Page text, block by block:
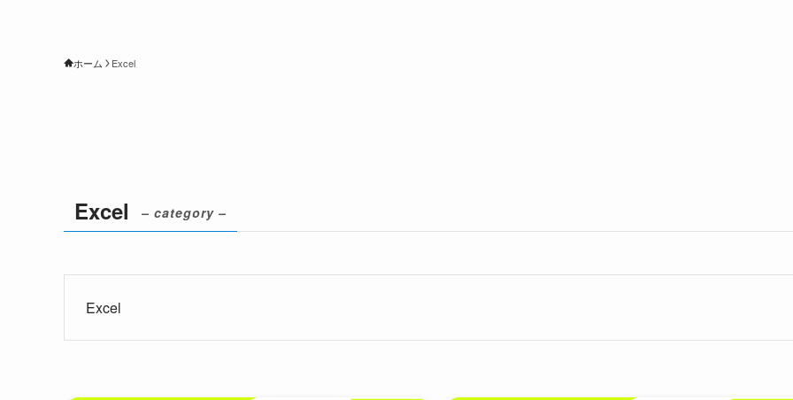
ホーム Excel
Excel – category –
Excel